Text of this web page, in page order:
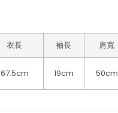
衣長 袖長 肩寬
67.5cm 19cm 50cm